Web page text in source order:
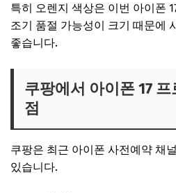
특히 오렌지 색상은 이번 아이폰
조기 품절 가능성이 크기 때문에
좋습니다.
쿠팡에서 아이폰 17
점
쿠팡은 최근 아이폰 사전예약 채
있습니다.